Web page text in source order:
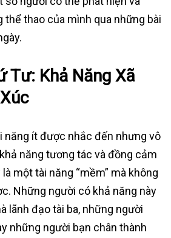
thể thao của mình qua những bài
Tư: Khả Năng Xã
năng ít được nhắc đến nhưng vô
năng tương tác và đồng cảm
một tài năng “mềm” mà không
Những người có khả năng này
lãnh đạo tài ba, những người
những người bạn chân thành